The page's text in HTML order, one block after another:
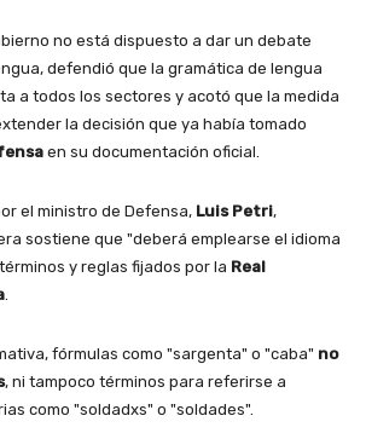
no está dispuesto a dar un debate
defendió que la gramática de lengua
a todos los sectores y acotó que la medida
la decisión que ya había tomado
en su documentación oficial.
el ministro de Defensa, Luis Petri,
sostiene que "deberá emplearse el idioma
y reglas fijados por la Real
.
fórmulas como "sargenta" o "caba" no
, ni tampoco términos para referirse a
como "soldadxs" o "soldades".